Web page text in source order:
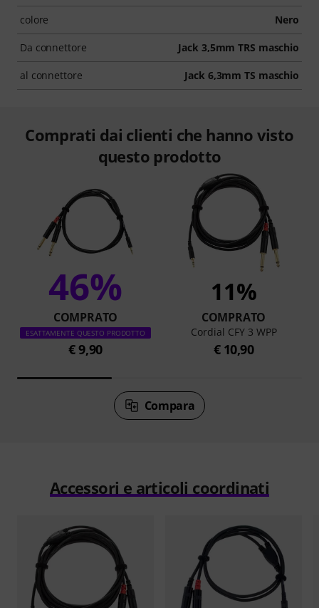
colore Nero
Da connettore Jack 3,5mm TRS maschio
al connettore Jack 6,3mm TS maschio
Comprati dai clienti che hanno visto
questo prodotto
46%
COMPRATO
ESATTAMENTE QUESTO PRODOTTO
€ 9,90
11%
COMPRATO
Cordial CFY 3 WPP
€ 10,90
Compara
Accessori e articoli coordinati